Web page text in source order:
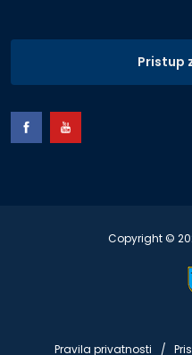
Pristup
Copyright ©
Pravila privatnosti